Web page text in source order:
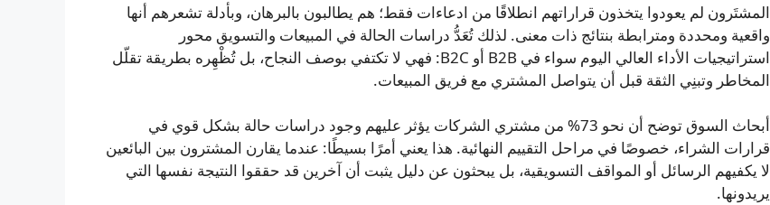
المشتَرون لم يعودوا يتخذون قراراتهم انطلاقًا من ادعاءات فقط؛ هم يطالبون بالبرهان، وبأدلة تشعرهم أنها
واقعية ومحددة ومترابطة بنتائج ذات معنى. لذلك تُعَدُّ دراسات الحالة في المبيعات والتسويق محور
استراتيجيات الأداء العالي اليوم سواء في B2B أو B2C: فهي لا تكتفي بوصف النجاح، بل تُظْهِره بطريقة تقلّل
المخاطر وتبنِي الثقة قبل أن يتواصل المشتري مع فريق المبيعات.
أبحاث السوق توضح أن نحو 73% من مشتري الشركات يؤثر عليهم وجود دراسات حالة بشكل قوي في
قرارات الشراء، خصوصًا في مراحل التقييم النهائية. هذا يعني أمرًا بسيطًا: عندما يقارن المشترون بين البائعين
لا يكفيهم الرسائل أو المواقف التسويقية، بل يبحثون عن دليل يثبت أن آخرين قد حققوا النتيجة نفسها التي
يريدونها.